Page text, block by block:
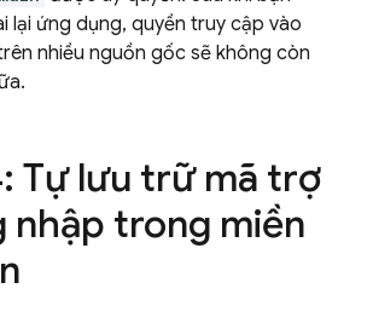
lại ứng dụng, quyền truy cập vào
nhiều nguồn gốc sẽ không còn
Tự lưu trữ mã trợ
nhập trong miền